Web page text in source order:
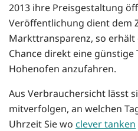
2013 ihre Preisgestaltung
Veröffentlichung dient dem
Markttransparenz, so
Chance direkt eine günstige
Hohenofen anzufahren.
Aus Verbrauchersicht lässt
mitverfolgen, an welchen
Uhrzeit Sie wo clever tanken